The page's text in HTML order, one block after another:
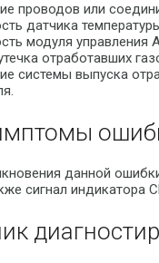
проводов или
датчика
модуля управления
отработавших
системы выпуска
данной
сигнал индикатора